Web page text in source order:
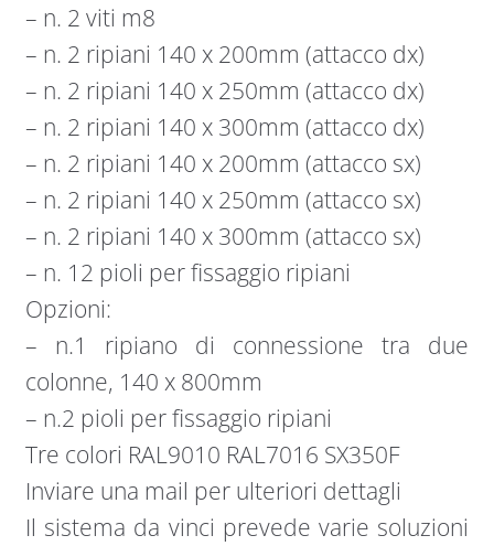
– n. 2 viti m8
– n. 2 ripiani 140 x 200mm (attacco dx)
– n. 2 ripiani 140 x 250mm (attacco dx)
– n. 2 ripiani 140 x 300mm (attacco dx)
– n. 2 ripiani 140 x 200mm (attacco sx)
– n. 2 ripiani 140 x 250mm (attacco sx)
– n. 2 ripiani 140 x 300mm (attacco sx)
– n. 12 pioli per fissaggio ripiani
Opzioni:
– n.1 ripiano di connessione tra due
colonne, 140 x 800mm
– n.2 pioli per fissaggio ripiani
Tre colori RAL9010 RAL7016 SX350F
Inviare una mail per ulteriori dettagli
Il sistema da vinci prevede varie soluzioni